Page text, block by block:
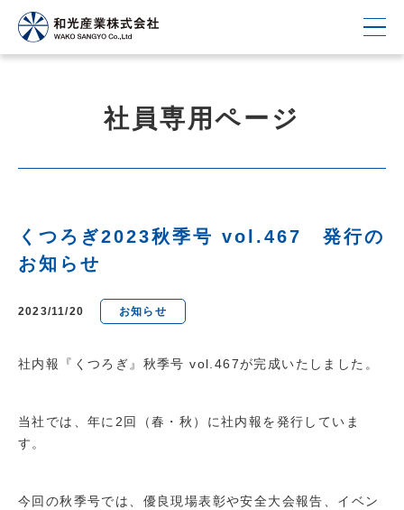
社員専用ページ
くつろぎ2023秋季号 vol.467 発行の
お知らせ
2023/11/20 お知らせ
社内報『くつろぎ』秋季号 vol.467が完成いたしました。
当社では、年に2回（春・秋）に社内報を発行していま
す。
今回の秋季号では、優良現場表彰や安全大会報告、イベン